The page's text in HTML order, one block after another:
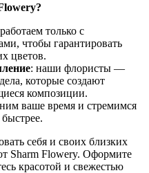
только с
чтобы гарантировать
цветов.
: наши флористы —
которые создают
композиции.
ваше время и стремимся
себя и своих близких
Sharm Flowery. Оформите
красотой и свежестью